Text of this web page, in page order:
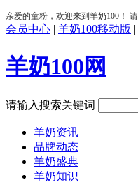
会员中心 | 羊奶100移动版 |
羊奶100网
请输入搜索关键词
羊奶资讯
品牌动态
羊奶盛典
羊奶知识